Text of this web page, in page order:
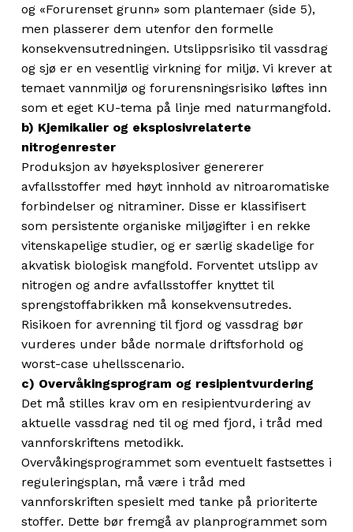
og «Forurenset grunn» som plantemaer (side 5),
men plasserer dem utenfor den formelle
konsekvensutredningen. Utslippsrisiko til vassdrag
og sjø er en vesentlig virkning for miljø. Vi krever at
temaet vannmiljø og forurensningsrisiko løftes inn
som et eget KU-tema på linje med naturmangfold.
b) Kjemikalier og eksplosivrelaterte
nitrogenrester
Produksjon av høyeksplosiver genererer
avfallsstoffer med høyt innhold av nitroaromatiske
forbindelser og nitraminer. Disse er klassifisert
som persistente organiske miljøgifter i en rekke
vitenskapelige studier, og er særlig skadelige for
akvatisk biologisk mangfold. Forventet utslipp av
nitrogen og andre avfallsstoffer knyttet til
sprengstoffabrikken må konsekvensutredes.
Risikoen for avrenning til fjord og vassdrag bør
vurderes under både normale driftsforhold og
worst-case uhellsscenario.
c) Overvåkingsprogram og resipientvurdering
Det må stilles krav om en resipientvurdering av
aktuelle vassdrag ned til og med fjord, i tråd med
vannforskriftens metodikk.
Overvåkingsprogrammet som eventuelt fastsettes i
reguleringsplan, må være i tråd med
vannforskriften spesielt med tanke på prioriterte
stoffer. Dette bør fremgå av planprogrammet som